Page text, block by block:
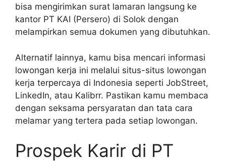
bisa mengirimkan surat lamaran langsung ke
kantor PT KAI (Persero) di Solok dengan
melampirkan semua dokumen yang dibutuhkan.
Alternatif lainnya, kamu bisa mencari informasi
lowongan kerja ini melalui situs-situs lowongan
kerja terpercaya di Indonesia seperti JobStreet,
LinkedIn, atau Kalibrr. Pastikan kamu membaca
dengan seksama persyaratan dan tata cara
melamar yang tertera pada setiap lowongan.
Prospek Karir di PT